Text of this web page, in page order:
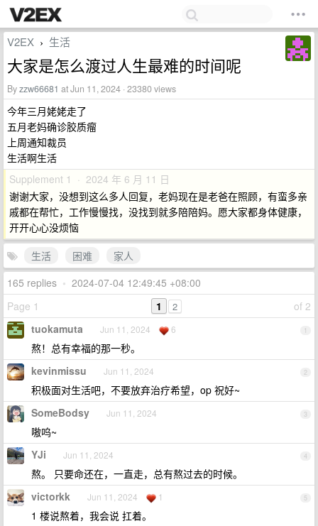
V2EX › 生活
大家是怎么渡过人生最难的时间呢
Byzzw66681 at Jun 11, 2024 · 23380 views
今年三月姥姥走了
五月老妈确诊胶质瘤
上周通知裁员
生活啊生活
Supplement 1 · 2024 年 6 月 11 日
谢谢大家，没想到这么多人回复，老妈现在是老爸在照顾，有蛮多亲
戚都在帮忙，工作慢慢找，没找到就多陪陪妈。愿大家都身体健康，
开开心心没烦恼
生活
困难
家人
165 replies • 2024-07-04 12:49:45 +08:00
Page 1
of 2
1 2
1
tuokamuta Jun 11, 2024 6
熬！总有幸福的那一秒。
2
kevinmissu Jun 11, 2024
积极面对生活吧，不要放弃治疗希望，op 祝好~
3
SomeBodsy Jun 11, 2024
嗷呜~
4
YJi Jun 11, 2024
熬。 只要命还在，一直走，总有熬过去的时候。
5
victorkk Jun 11, 2024 1
1 楼说熬着，我会说 扛着。